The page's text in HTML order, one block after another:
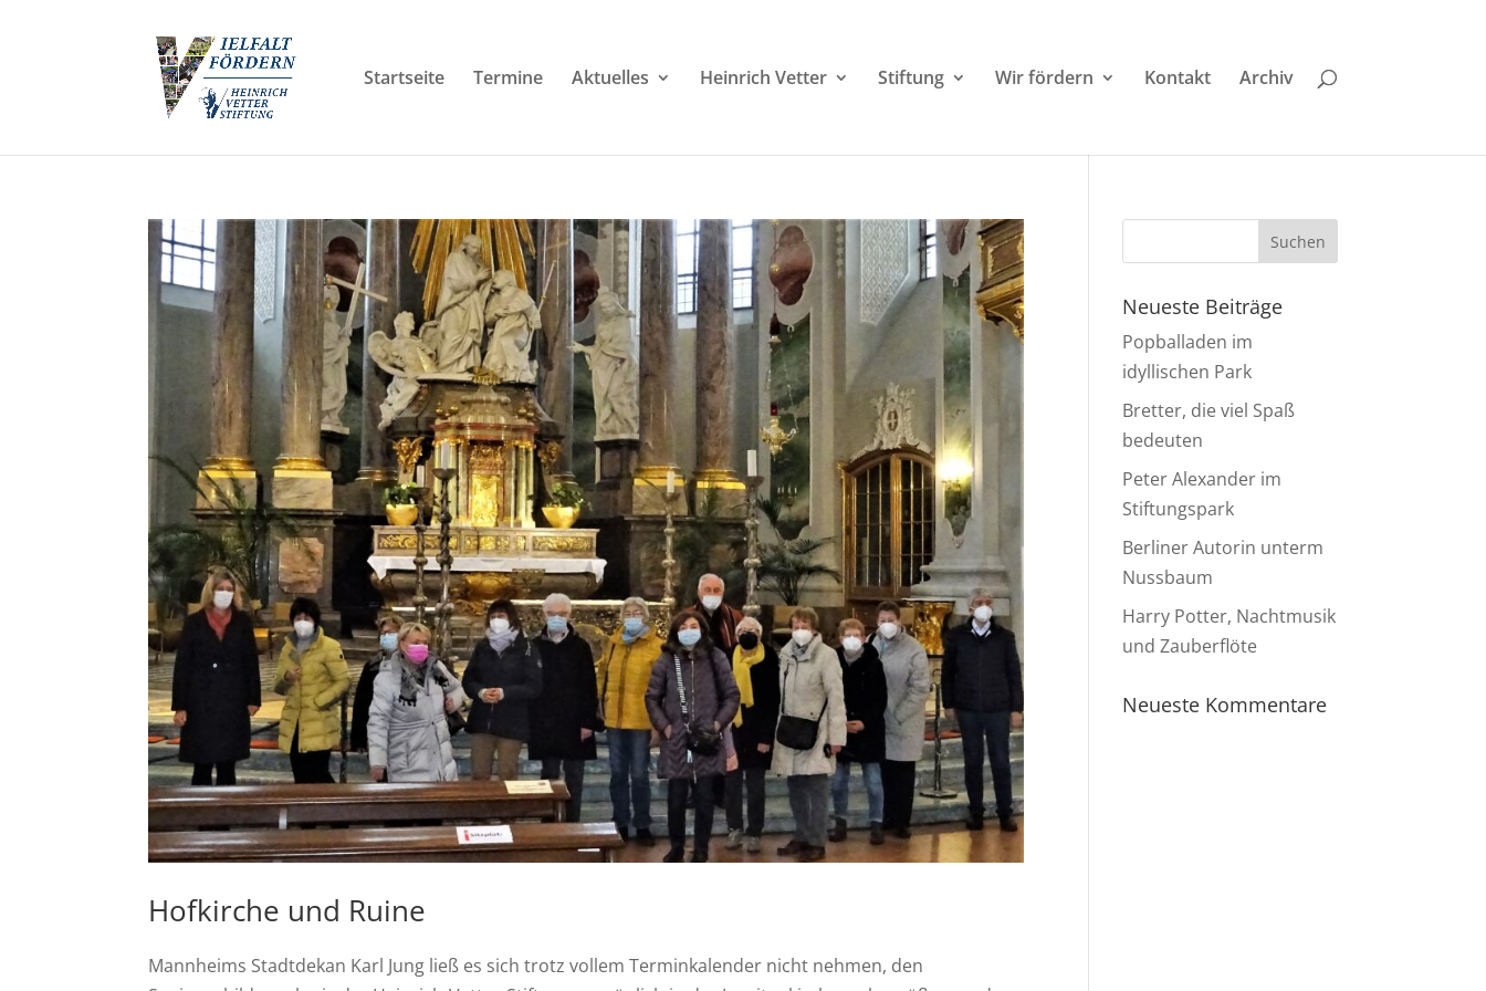
Startseite Termine Aktuelles Heinrich Vetter Stiftung Wir fördern Kontakt Archiv
Hofkirche und Ruine
Mannheims Stadtdekan Karl Jung ließ es sich trotz vollem Terminkalender nicht nehmen, den
Neueste Beiträge
Popballaden im
idyllischen Park
Bretter, die viel Spaß
bedeuten
Peter Alexander im
Stiftungspark
Berliner Autorin unterm
Nussbaum
Harry Potter, Nachtmusik
und Zauberflöte
Neueste Kommentare